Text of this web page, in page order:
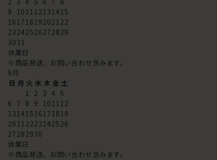
9 101112131415
16171819202122
23242526272829
3031
休業日
※商品発送、お問い合わせ含みます。
9月
日 月 火 水 木 金 土
1 2 3 4 5
6 7 8 9 101112
13141516171819
20212223242526
27282930
休業日
※商品発送、お問い合わせ含みます。